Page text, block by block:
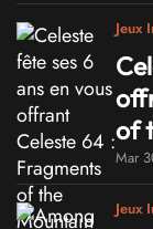
Jeux
of
Mar
Jeux